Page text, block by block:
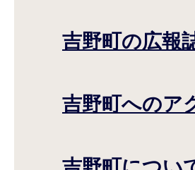
吉野町の広報
吉野町へのア